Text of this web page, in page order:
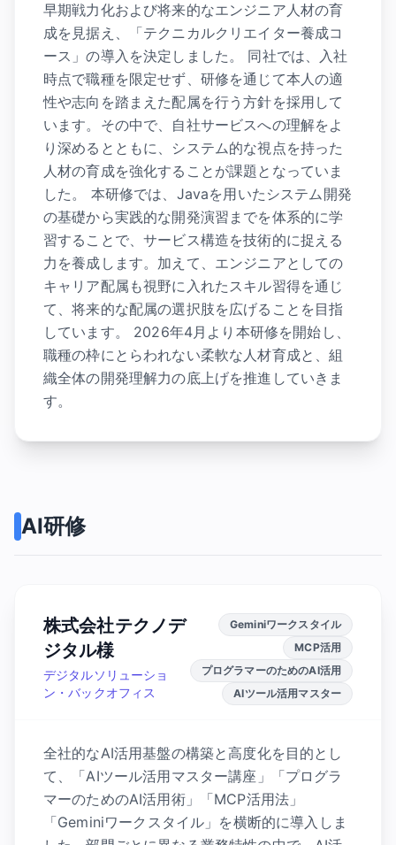
早期戦力化および将来的なエンジニア人材の育
成を見据え、「テクニカルクリエイター養成コ
ース」の導入を決定しました。 同社では、入社
時点で職種を限定せず、研修を通じて本人の適
性や志向を踏まえた配属を行う方針を採用して
います。その中で、自社サービスへの理解をよ
り深めるとともに、システム的な視点を持った
人材の育成を強化することが課題となっていま
した。 本研修では、Javaを用いたシステム開発
の基礎から実践的な開発演習までを体系的に学
習することで、サービス構造を技術的に捉える
力を養成します。加えて、エンジニアとしての
キャリア配属も視野に入れたスキル習得を通じ
て、将来的な配属の選択肢を広げることを目指
しています。 2026年4月より本研修を開始し、
職種の枠にとらわれない柔軟な人材育成と、組
織全体の開発理解力の底上げを推進していきま
す。
AI研修
株式会社テクノデ
ジタル様
デジタルソリューショ
ン・バックオフィス
Geminiワークスタイル
MCP活用
プログラマーのためのAI活用
AIツール活用マスター
全社的なAI活用基盤の構築と高度化を目的とし
て、「AIツール活用マスター講座」「プログラ
マーのためのAI活用術」「MCP活用法」
「Geminiワークスタイル」を横断的に導入しま